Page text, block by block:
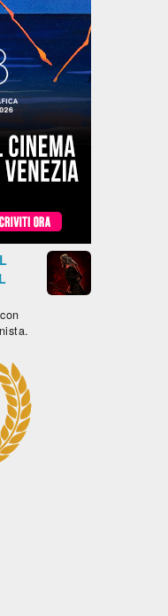
Drammatico
- Marocco,
IL
CAFTANO